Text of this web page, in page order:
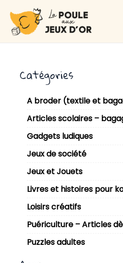
contenu
Catégories
A broder (textile et
Articles scolaires –
Gadgets ludiques
Jeux de société
Jeux et Jouets
Livres et histoires pour
Loisirs créatifs
Puériculture – Articles
Puzzles adultes